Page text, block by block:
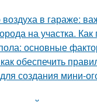
в гараже:
на участка.
основные
обеспечить
создания мини-